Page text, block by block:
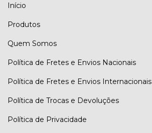
Início
Produtos
Quem Somos
Política de Fretes e Envios Nacionais
Política de Fretes e Envios Internacionais
Política de Trocas e Devoluções
Política de Privacidade